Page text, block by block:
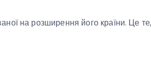
на розширення його країни. Це